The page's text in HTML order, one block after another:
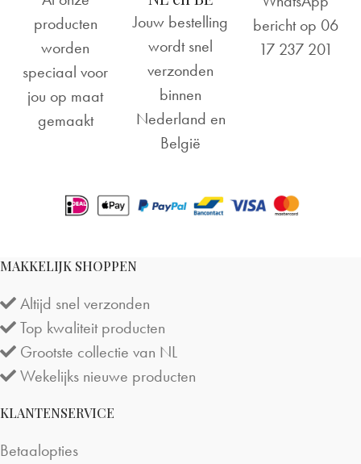
producten
worden
speciaal voor
jou op maat
gemaakt
Jouw bestelling
wordt snel
verzonden
binnen
Nederland en
België
bericht op 06
17 237 201
MAKKELIJK SHOPPEN
Altijd snel verzonden
Top kwaliteit producten
Grootste collectie van NL
Wekelijks nieuwe producten
KLANTENSERVICE
Betaalopties